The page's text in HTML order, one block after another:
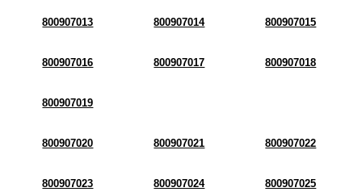
800907013 800907014 800907015
800907016 800907017 800907018
800907019
800907020 800907021 800907022
800907023 800907024 800907025